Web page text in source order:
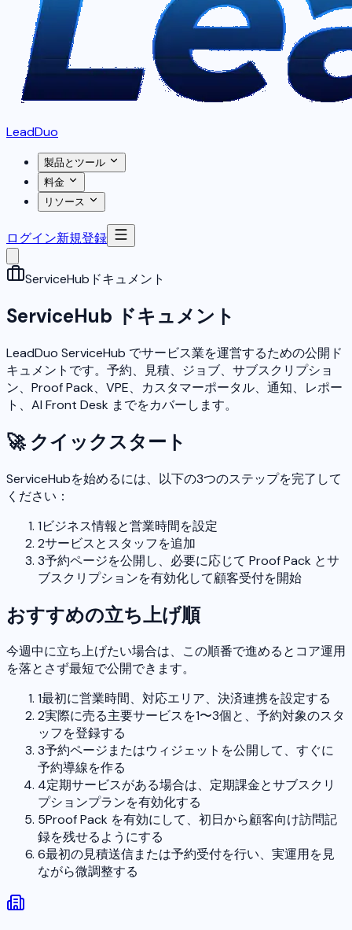
LeadDuo
製品とツール
料金
リソース
ログイン新規登録
ServiceHub ドキュメント
ServiceHub ドキュメント
LeadDuo ServiceHub でサービス業を運営するための公開ド
キュメントです。予約、見積、ジョブ、サブスクリプショ
ン、Proof Pack、VPE、カスタマーポータル、通知、レポー
ト、AI Front Desk までをカバーします。
🚀 クイックスタート
ServiceHubを始めるには、以下の3つのステップを完了して
ください：
1ビジネス情報と営業時間を設定
2サービスとスタッフを追加
3予約ページを公開し、必要に応じて Proof Pack とサ
ブスクリプションを有効化して顧客受付を開始
おすすめの立ち上げ順
今週中に立ち上げたい場合は、この順番で進めるとコア運用
を落とさず最短で公開できます。
1最初に営業時間、対応エリア、決済連携を設定する
2実際に売る主要サービスを1〜3個と、予約対象のスタ
ッフを登録する
3予約ページまたはウィジェットを公開して、すぐに
予約導線を作る
4定期サービスがある場合は、定期課金とサブスクリ
プションプランを有効化する
5Proof Pack を有効にして、初日から顧客向け訪問記
録を残せるようにする
6最初の見積送信または予約受付を行い、実運用を見
ながら微調整する